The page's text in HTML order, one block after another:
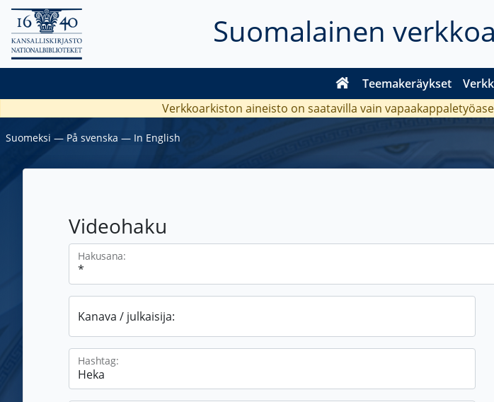
Suomalainen
Teemakeräykset
Verkkoarkiston aineisto on saatavilla vain
Suomeksi ― På svenska ― In English
Videohaku
Hakusana:
Kanava / julkaisija:
Hashtag: